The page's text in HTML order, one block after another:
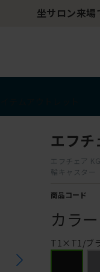
坐サロン来場
エフ
エフチェア
輪キャスター
商品コード
カラ
T1×T1/ブ